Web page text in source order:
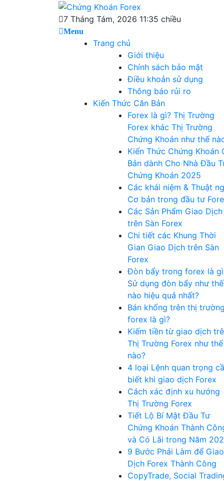
Chứng Khoán
Forex
Blog chia sẻ về Chứng Khoán và Forex
7 Tháng Tám, 2026 11:35 chiều
Menu
Trang chủ
Giới thiệu
Chính sách bảo mật
Điều khoản sử dụng
Thông báo rủi ro
Kiến Thức Căn Bản
Forex là gì? Thị Trường
Forex khác Thị Trường
Chứng Khoán như thế
Kiến Thức Chứng Khoán
Bản dành Cho Nhà Đầu
Chứng Khoán 2025
Các khái niệm & Thuật
Cơ bản trong đầu tư
Các Sản Phẩm Giao Dịch
trên Sàn Forex
Chi tiết các Khung Thời
Gian Giao Dịch trên Sàn
Forex
Đòn bẩy trong forex là
Sử dụng đòn bẩy như thế
nào hiệu quả nhất?
Bán khống trên thị trường
forex là gì?
Kiếm tiền từ giao dịch
Thị Trường Forex như thế
nào?
4 loại Lệnh quan trọng
biết khi giao dịch Forex
Cách xác định xu hướng
Thị Trường Forex
Tiết Lộ Bí Mật Đầu Tư
Chứng Khoán Thành
và Có Lãi trong Năm
9 Bước Phải Làm để Giao
Dịch Forex Thành Công
CopyTrade, Social